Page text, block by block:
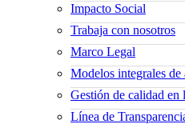
Impacto Social
Trabaja con nosotros
Marco Legal
Modelos integrales de
Gestión de calidad
Línea de